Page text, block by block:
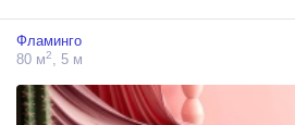
Фламинго
80 м2, 5 м